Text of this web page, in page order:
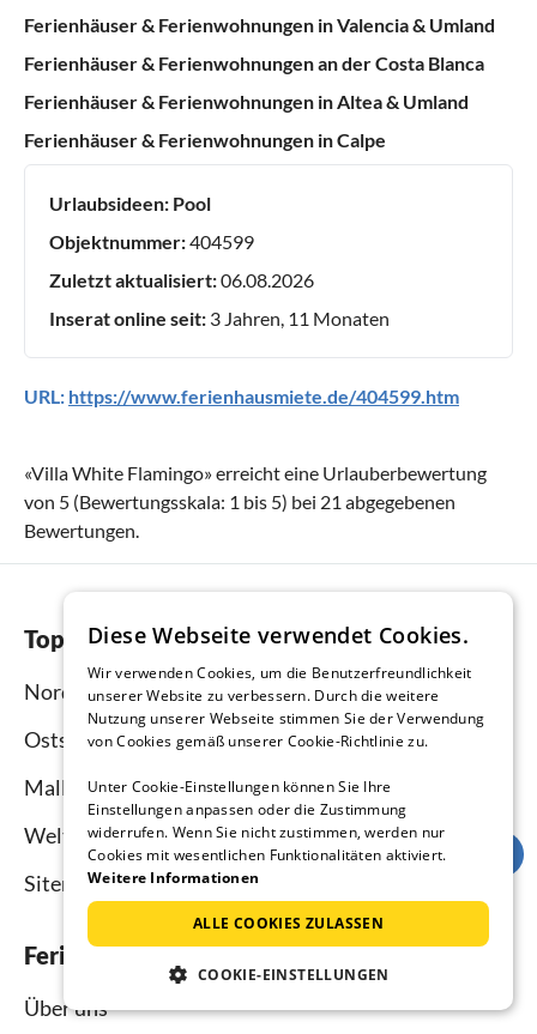
Ferienhäuser & Ferienwohnungen in Valencia & Umland
Ferienhäuser & Ferienwohnungen an der Costa Blanca
Ferienhäuser & Ferienwohnungen in Altea & Umland
Ferienhäuser & Ferienwohnungen in Calpe
Urlaubsideen: Pool
Objektnummer:404599
Zuletzt aktualisiert:06.08.2026
Inserat online seit: 3 Jahren, 11 Monaten
URL: https://www.ferienhausmiete.de/404599.htm
«Villa White Flamingo» erreicht eine Urlauberbewertung
von 5 (Bewertungsskala: 1 bis 5) bei 21 abgegebenen
Bewertungen.
Top-Regionen
Nordsee
Ostsee
Mallorca
Weltweit
Sitemap
Ferienhausmiete.de
Über uns
Diese Webseite verwendet Cookies.
Wir verwenden Cookies, um die Benutzerfreundlichkeit
unserer Website zu verbessern. Durch die weitere
Nutzung unserer Webseite stimmen Sie der Verwendung
von Cookies gemäß unserer Cookie-Richtlinie zu.
Unter Cookie-Einstellungen können Sie Ihre
Einstellungen anpassen oder die Zustimmung
widerrufen. Wenn Sie nicht zustimmen, werden nur
Cookies mit wesentlichen Funktionalitäten aktiviert.
Weitere Informationen
ALLE COOKIES ZULASSEN
COOKIE-EINSTELLUNGEN